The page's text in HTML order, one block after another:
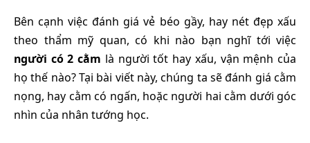
Bên cạnh việc đánh giá vẻ béo gầy, hay nét đẹp xấu
theo thẩm mỹ quan, có khi nào bạn nghĩ tới việc
người có 2 cằm là người tốt hay xấu, vận mệnh của
họ thế nào? Tại bài viết này, chúng ta sẽ đánh giá cằm
nọng, hay cằm có ngấn, hoặc người hai cằm dưới góc
nhìn của nhân tướng học.